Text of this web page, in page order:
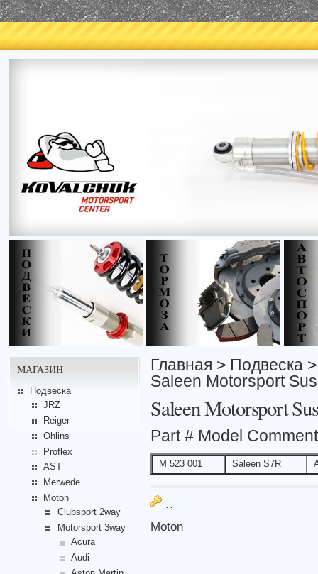
МАГАЗИН
Подвеска
JRZ
Reiger
Ohlins
Proflex
AST
Merwede
Moton
Clubsport 2way
Motorsport 3way
Acura
Audi
Главная > Подвеска
Saleen Motorsport
Saleen Motorsport
Part # Model
M 523 001 Saleen S7R
..
Moton